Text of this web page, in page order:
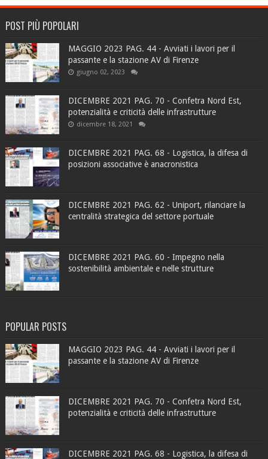
POST PIÙ POPOLARI
MAGGIO 2023 PAG. 44 - Avviati i lavori per il
passante e la stazione AV di Firenze
giugno 02, 2023
DICEMBRE 2021 PAG. 70 - Confetra Nord Est,
potenzialità e criticità delle infrastrutture
dicembre 18, 2021
DICEMBRE 2021 PAG. 68 - Logistica, la difesa di
posizioni associative è anacronistica
DICEMBRE 2021 PAG. 62 - Uniport, rilanciare la
centralità strategica del settore portuale
DICEMBRE 2021 PAG. 60 - Impegno nella
sostenibilità ambientale e nelle strutture
POPULAR POSTS
MAGGIO 2023 PAG. 44 - Avviati i lavori per il
passante e la stazione AV di Firenze
DICEMBRE 2021 PAG. 70 - Confetra Nord Est,
potenzialità e criticità delle infrastrutture
DICEMBRE 2021 PAG. 68 - Logistica, la difesa di